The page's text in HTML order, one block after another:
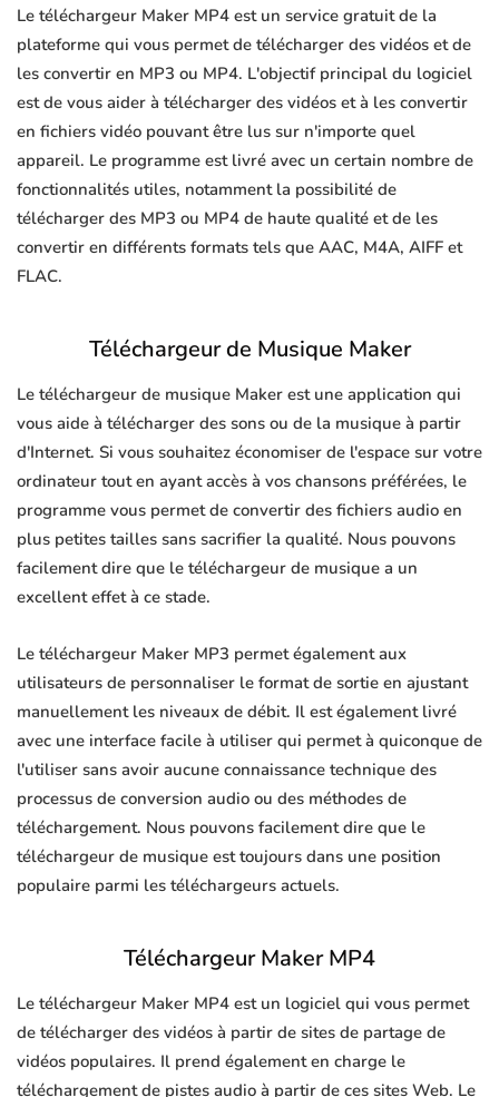
Le téléchargeur Maker MP4 est un service gratuit de la
plateforme qui vous permet de télécharger des vidéos et de
les convertir en MP3 ou MP4. L'objectif principal du logiciel
est de vous aider à télécharger des vidéos et à les convertir
en fichiers vidéo pouvant être lus sur n'importe quel
appareil. Le programme est livré avec un certain nombre de
fonctionnalités utiles, notamment la possibilité de
télécharger des MP3 ou MP4 de haute qualité et de les
convertir en différents formats tels que AAC, M4A, AIFF et
FLAC.
Téléchargeur de Musique Maker
Le téléchargeur de musique Maker est une application qui
vous aide à télécharger des sons ou de la musique à partir
d'Internet. Si vous souhaitez économiser de l'espace sur votre
ordinateur tout en ayant accès à vos chansons préférées, le
programme vous permet de convertir des fichiers audio en
plus petites tailles sans sacrifier la qualité. Nous pouvons
facilement dire que le téléchargeur de musique a un
excellent effet à ce stade.
Le téléchargeur Maker MP3 permet également aux
utilisateurs de personnaliser le format de sortie en ajustant
manuellement les niveaux de débit. Il est également livré
avec une interface facile à utiliser qui permet à quiconque de
l'utiliser sans avoir aucune connaissance technique des
processus de conversion audio ou des méthodes de
téléchargement. Nous pouvons facilement dire que le
téléchargeur de musique est toujours dans une position
populaire parmi les téléchargeurs actuels.
Téléchargeur Maker MP4
Le téléchargeur Maker MP4 est un logiciel qui vous permet
de télécharger des vidéos à partir de sites de partage de
vidéos populaires. Il prend également en charge le
téléchargement de pistes audio à partir de ces sites Web. Le